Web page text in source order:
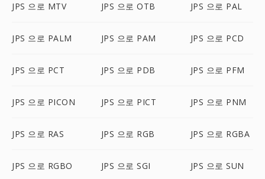
JPS 으로 MTV JPS 으로 OTB JPS 으로 PAL
JPS 으로 PALM JPS 으로 PAM JPS 으로 PCD
JPS 으로 PCT JPS 으로 PDB JPS 으로 PFM
JPS 으로 PICON JPS 으로 PICT JPS 으로 PNM
JPS 으로 RAS JPS 으로 RGB JPS 으로 RGBA
JPS 으로 RGBO JPS 으로 SGI JPS 으로 SUN